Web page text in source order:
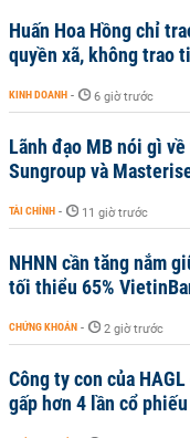
Huấn Hoa Hồng chỉ
quyền xã, không trao
KINH DOANH - 6 giờ trước
Lãnh đạo MB nói gì
Sungroup và
TÀI CHÍNH - 11 giờ trước
NHNN cần tăng nắm
tối thiểu 65%
CHỨNG KHOÁN - 2 giờ trước
Công ty con của
gấp hơn 4 lần cổ phiếu